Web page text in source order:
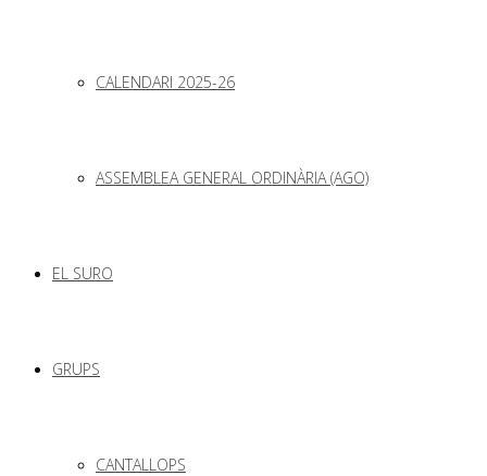
CALENDARI 2025-26
ASSEMBLEA GENERAL ORDINÀRIA (AGO)
EL SURO
GRUPS
CANTALLOPS